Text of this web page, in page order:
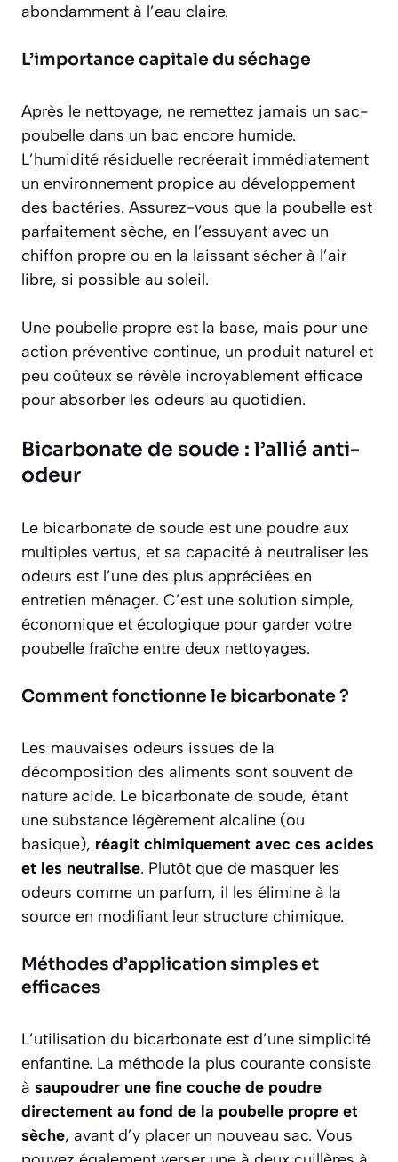
abondamment à l’eau claire.
L’importance capitale du séchage
Après le nettoyage, ne remettez jamais un sac-
poubelle dans un bac encore humide.
L’humidité résiduelle recréerait immédiatement
un environnement propice au développement
des bactéries. Assurez-vous que la poubelle est
parfaitement sèche, en l’essuyant avec un
chiffon propre ou en la laissant sécher à l’air
libre, si possible au soleil.
Une poubelle propre est la base, mais pour une
action préventive continue, un produit naturel et
peu coûteux se révèle incroyablement efficace
pour absorber les odeurs au quotidien.
Bicarbonate de soude : l’allié anti-
odeur
Le bicarbonate de soude est une poudre aux
multiples vertus, et sa capacité à neutraliser les
odeurs est l’une des plus appréciées en
entretien ménager. C’est une solution simple,
économique et écologique pour garder votre
poubelle fraîche entre deux nettoyages.
Comment fonctionne le bicarbonate ?
Les mauvaises odeurs issues de la
décomposition des aliments sont souvent de
nature acide. Le bicarbonate de soude, étant
une substance légèrement alcaline (ou
basique), réagit chimiquement avec ces acides
et les neutralise. Plutôt que de masquer les
odeurs comme un parfum, il les élimine à la
source en modifiant leur structure chimique.
Méthodes d’application simples et
efficaces
L’utilisation du bicarbonate est d’une simplicité
enfantine. La méthode la plus courante consiste
à saupoudrer une fine couche de poudre
directement au fond de la poubelle propre et
sèche, avant d’y placer un nouveau sac. Vous